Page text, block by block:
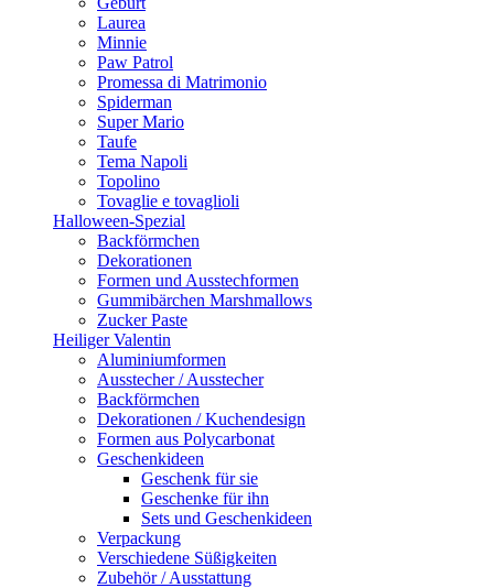
Laurea
Minnie
Paw Patrol
Promessa di Matrimonio
Spiderman
Super Mario
Taufe
Tema Napoli
Topolino
Tovaglie e tovaglioli
Halloween-Spezial
Backförmchen
Dekorationen
Formen und Ausstechformen
Gummibärchen Marshmallows
Zucker Paste
Heiliger Valentin
Aluminiumformen
Ausstecher / Ausstecher
Backförmchen
Dekorationen / Kuchendesign
Formen aus Polycarbonat
Geschenkideen
Geschenk für sie
Geschenke für ihn
Sets und Geschenkideen
Verpackung
Verschiedene Süßigkeiten
Zubehör / Ausstattung